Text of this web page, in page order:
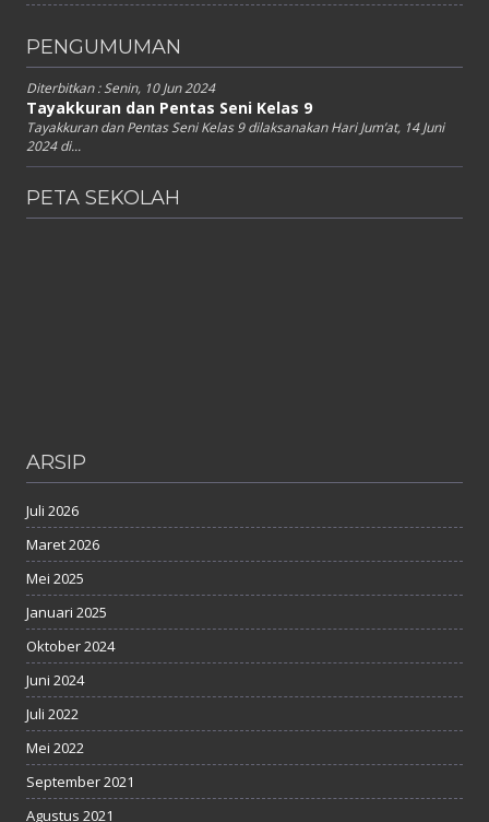
PENGUMUMAN
Diterbitkan :Senin, 10 Jun 2024
Tayakkuran dan Pentas Seni Kelas 9
Tayakkuran dan Pentas Seni Kelas 9 dilaksanakan Hari Jum’at, 14 Juni
2024 di...
PETA SEKOLAH
ARSIP
Juli 2026
Maret 2026
Mei 2025
Januari 2025
Oktober 2024
Juni 2024
Juli 2022
Mei 2022
September 2021
Agustus 2021